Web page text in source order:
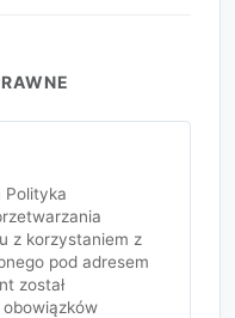
Polityka
z korzystaniem z
pod adresem
został